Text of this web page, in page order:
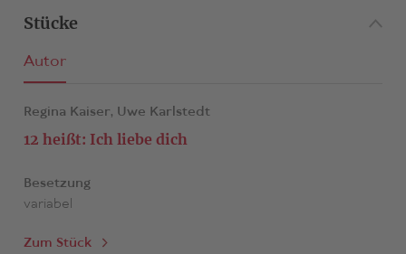
Stücke
Autor
Regina Kaiser, Uwe Karlstedt
12 heißt: Ich liebe dich
Besetzung
variabel
Zum Stück